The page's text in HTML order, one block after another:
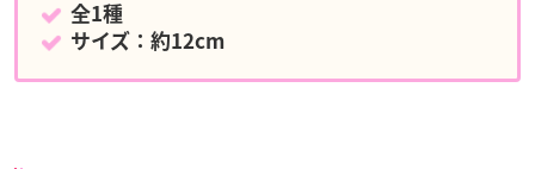
全1種
サイズ：約12cm